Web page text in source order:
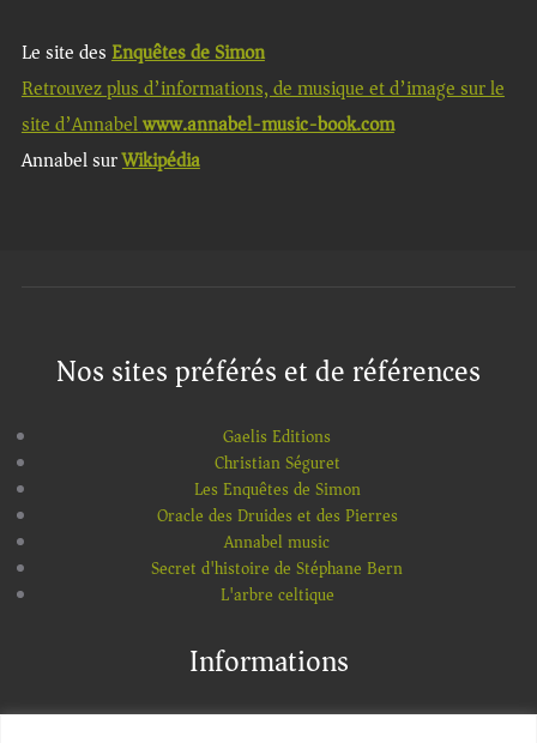
Le site desEnquêtes de Simon
Retrouvez plus d’informations, de musique et d’image sur le
site d’Annabelwww.annabel-music-book.com
Annabel surWikipédia
Nos sites préférés et de références
Gaelis Editions
Christian Séguret
Les Enquêtes de Simon
Oracle des Druides et des Pierres
Annabel music
Secret d'histoire de Stéphane Bern
L'arbre celtique
Informations